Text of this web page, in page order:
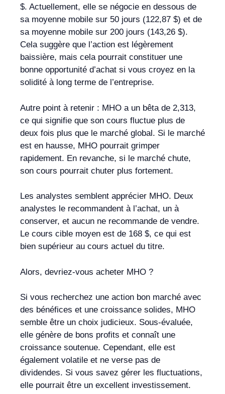
$. Actuellement, elle se négocie en dessous de
sa moyenne mobile sur 50 jours (122,87 $) et de
sa moyenne mobile sur 200 jours (143,26 $).
Cela suggère que l’action est légèrement
baissière, mais cela pourrait constituer une
bonne opportunité d’achat si vous croyez en la
solidité à long terme de l’entreprise.
Autre point à retenir : MHO a un bêta de 2,313,
ce qui signifie que son cours fluctue plus de
deux fois plus que le marché global. Si le marché
est en hausse, MHO pourrait grimper
rapidement. En revanche, si le marché chute,
son cours pourrait chuter plus fortement.
Les analystes semblent apprécier MHO. Deux
analystes le recommandent à l’achat, un à
conserver, et aucun ne recommande de vendre.
Le cours cible moyen est de 168 $, ce qui est
bien supérieur au cours actuel du titre.
Alors, devriez-vous acheter MHO ?
Si vous recherchez une action bon marché avec
des bénéfices et une croissance solides, MHO
semble être un choix judicieux. Sous-évaluée,
elle génère de bons profits et connaît une
croissance soutenue. Cependant, elle est
également volatile et ne verse pas de
dividendes. Si vous savez gérer les fluctuations,
elle pourrait être un excellent investissement.